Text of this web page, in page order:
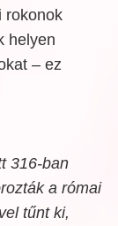
rokonok
helyen
– ez
316-ban
a római
tűnt ki,